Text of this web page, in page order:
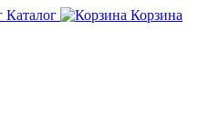
Каталог
Корзина